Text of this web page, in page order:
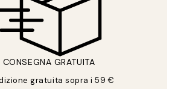
CONSEGNA GRATUITA
gratuita sopra i 59 €